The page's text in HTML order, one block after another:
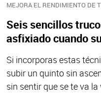
MEJORA EL RENDIMIENTO DE
Seis sencillos
asfixiado cuando
Si incorporas estas
subir un quinto sin
sin sentir que se te va